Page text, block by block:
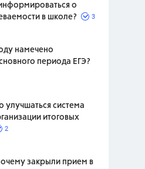
о
в школе?
3
намечено
периода ЕГЭ?
улучшаться система
итоговых
2
закрыли прием в